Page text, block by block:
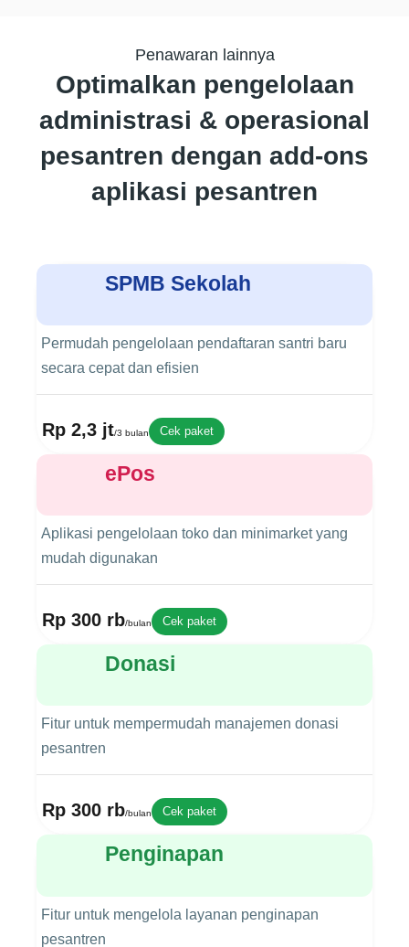
Penawaran lainnya
Optimalkan pengelolaan
administrasi & operasional
pesantren dengan add-ons
aplikasi pesantren
SPMB Sekolah
Permudah pengelolaan pendaftaran santri baru
secara cepat dan efisien
Rp 2,3 jt/3 bulan Cek paket
ePos
Aplikasi pengelolaan toko dan minimarket yang
mudah digunakan
Rp 300 rb/bulan Cek paket
Donasi
Fitur untuk mempermudah manajemen donasi
pesantren
Rp 300 rb/bulan Cek paket
Penginapan
Fitur untuk mengelola layanan penginapan
pesantren